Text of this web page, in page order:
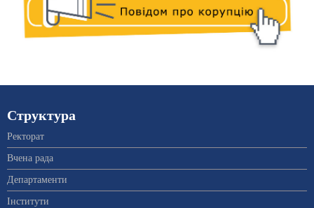
Структура
Ректорат
Вчена рада
Департаменти
Інститути